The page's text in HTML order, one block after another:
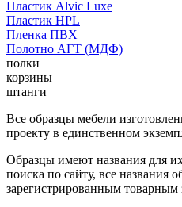
Пластик Alvic Luxe
Пластик HPL
Пленка ПВХ
Полотно АГТ (МДФ)
полки
корзины
штанги
Все образцы мебели
проекту в единственном
Образцы имеют названия для
поиска по сайту, все названия
зарегистрированным товарным